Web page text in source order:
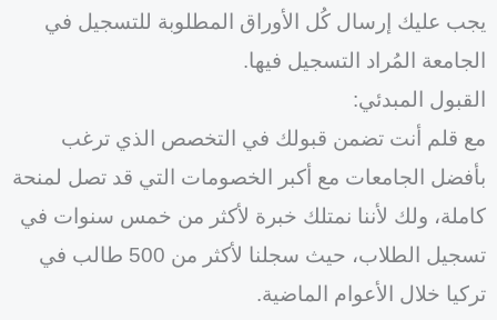
يجب عليك إرسال كُل الأوراق المطلوبة للتسجيل في
الجامعة المُراد التسجيل فيها.
القبول المبدئي:
مع قلم أنت تضمن قبولك في التخصص الذي ترغب
بأفضل الجامعات مع أكبر الخصومات التي قد تصل لمنحة
كاملة، ولك لأننا نمتلك خبرة لأكثر من خمس سنوات في
تسجيل الطلاب، حيث سجلنا لأكثر من 500 طالب في
تركيا خلال الأعوام الماضية.